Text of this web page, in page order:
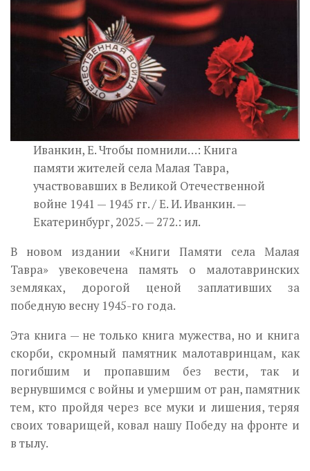
Иванкин, Е. Чтобы помнили…: Книга
памяти жителей села Малая Тавра,
участвовавших в Великой Отечественной
войне 1941 — 1945 гг. / Е. И. Иванкин. —
Екатеринбург, 2025. — 272.: ил.
В новом издании «Книги Памяти села Малая
Тавра» увековечена память о малотавринских
земляках, дорогой ценой заплативших за
победную весну 1945-го года.
Эта книга — не только книга мужества, но и книга
скорби, скромный памятник малотавринцам, как
погибшим и пропавшим без вести, так и
вернувшимся с войны и умершим от ран, памятник
тем, кто пройдя через все муки и лишения, теряя
своих товарищей, ковал нашу Победу на фронте и
в тылу.